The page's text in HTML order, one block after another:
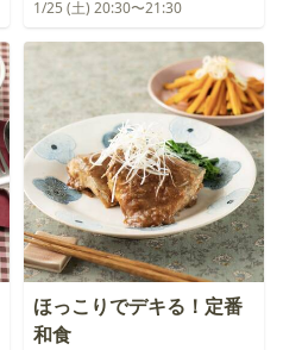
1/25 (土) 20:30〜21:30
ほっこりでデキる！定番
和食